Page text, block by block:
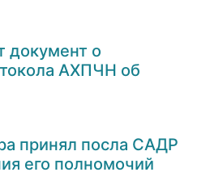
документ о
АХПЧН об
принял посла САДР
его полномочий